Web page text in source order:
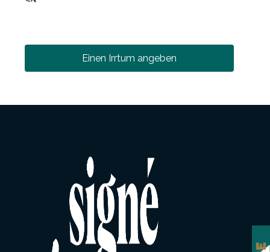
Einen Irrtum angeben